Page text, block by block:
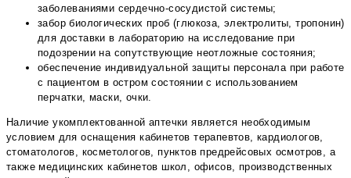
заболеваниями сердечно-сосудистой системы;
забор биологических проб (глюкоза, электролиты, тропонин)
для доставки в лабораторию на исследование при
подозрении на сопутствующие неотложные состояния;
обеспечение индивидуальной защиты персонала при работе
с пациентом в остром состоянии с использованием
перчатки, маски, очки.
Наличие укомплектованной аптечки является необходимым
условием для оснащения кабинетов терапевтов, кардиологов,
стоматологов, косметологов, пунктов предрейсовых осмотров, а
также медицинских кабинетов школ, офисов, производственных